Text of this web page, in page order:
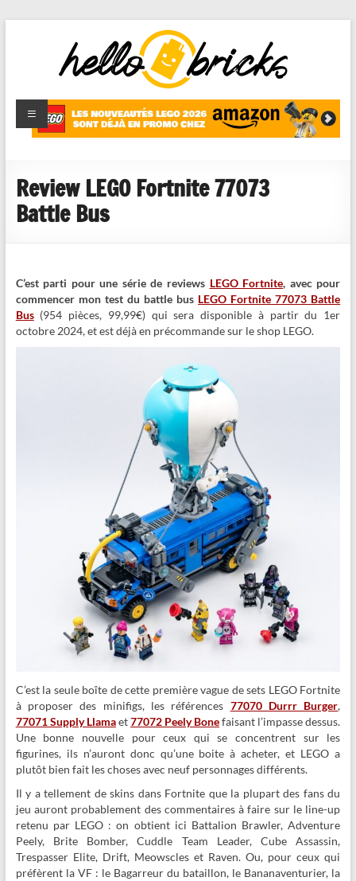
HelloBricks
Blog LEGO,
nouveaut�s
reviews
Review LEGO Fortnite 77073
Battle Bus
C’est parti pour une série de reviews LEGO Fortnite, avec pour
commencer mon test du battle bus LEGO Fortnite 77073 Battle
Bus(954 pièces, 99,99€) qui sera disponible à partir du 1er
octobre 2024, et est déjà en précommande sur le shop LEGO.
C’est la seule boîte de cette première vague de sets LEGO Fortnite
à proposer des minifigs, les références 77070 Durrr Burger,
77071 Supply Llamaet77072 Peely Bonefaisant l’impasse dessus.
Une bonne nouvelle pour ceux qui se concentrent sur les
figurines, ils n’auront donc qu’une boite à acheter, et LEGO a
plutôt bien fait les choses avec neuf personnages différents.
Il y a tellement de skins dans Fortnite que la plupart des fans du
jeu auront probablement des commentaires à faire sur le line-up
retenu par LEGO : on obtient ici Battalion Brawler, Adventure
Peely, Brite Bomber, Cuddle Team Leader, Cube Assassin,
Trespasser Elite, Drift, Meowscles et Raven. Ou, pour ceux qui
préfèrent la VF : le Bagarreur du bataillon, le Bananaventurier, la